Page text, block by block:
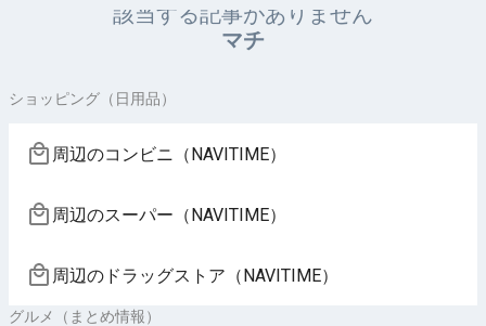
該当する記事がありません
マチ
ショッピング（日用品）
周辺のコンビニ（NAVITIME）
周辺のスーパー（NAVITIME）
周辺のドラッグストア（NAVITIME）
グルメ（まとめ情報）